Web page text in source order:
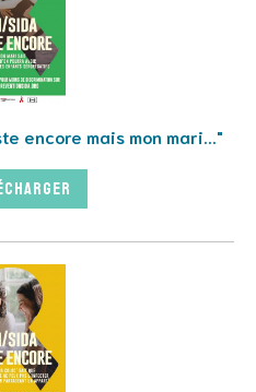
encore mais mon mari..."